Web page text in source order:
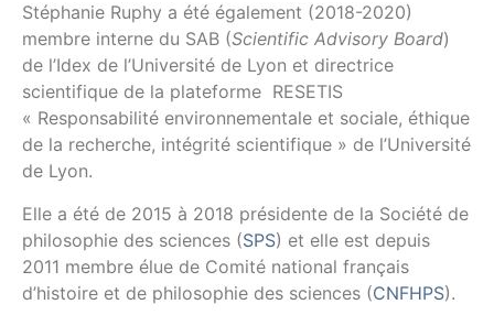
Stéphanie Ruphy a été également (2018-2020)
membre interne du SAB (Scientific Advisory Board)
de l’Idex de l’Université de Lyon et directrice
scientifique de la plateforme RESETIS
« Responsabilité environnementale et sociale, éthique
de la recherche, intégrité scientifique » de l’Université
de Lyon.
Elle a été de 2015 à 2018 présidente de la Société de
philosophie des sciences (SPS) et elle est depuis
2011 membre élue de Comité national français
d’histoire et de philosophie des sciences (CNFHPS).